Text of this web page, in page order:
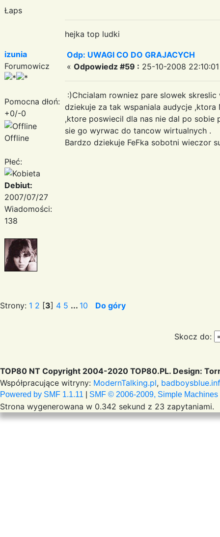
Łaps
hejka top ludki
izunia
Forumowicz
Pomocna dłoń:
+0/-0
Offline
Płeć:
Debiut:
2007/07/27
Wiadomości:
138
Odp: UWAGI CO DO GRAJACYCH
« Odpowiedz #59 : 25-10-2008
:)Chcialam rowniez pare slowek skreslic
dziekuje za tak wspaniala audycje
,ktore poswiecil dla nas nie dal po sobie
sie go wyrwac do tancow wirtualnych .
Bardzo dziekuje FeFka sobotni wieczor
Strony: 1 2 [3] 4 5 ... 10 Do góry
Skocz do:
TOP80 NT Copyright 2004-2020 TOP80.PL. Design:
Współpracujące witryny: ModernTalking.pl,
Powered by SMF 1.1.11 SMF © 2006-2009, Simple Machines
Strona wygenerowana w 0.342 sekund z 23 zapytaniami.